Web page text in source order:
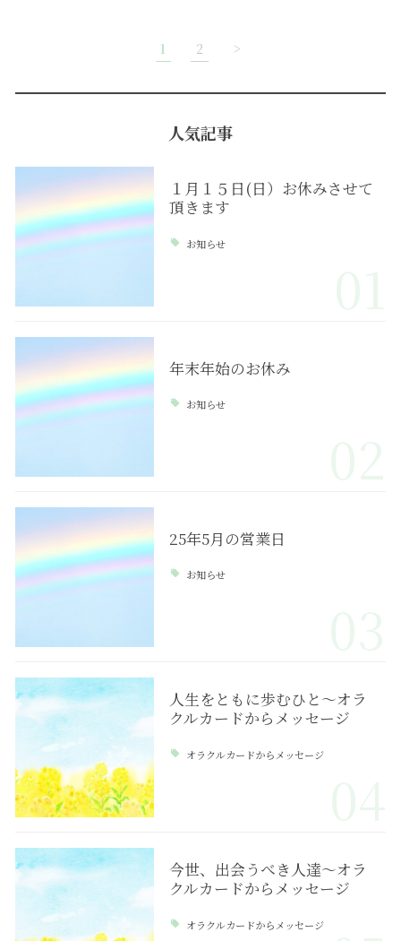
1 2 >
人気記事
１月１５日(日）お休みさせて
頂きます
お知らせ
年末年始のお休み
お知らせ
25年5月の営業日
お知らせ
人生をともに歩むひと～オラ
クルカードからメッセージ
オラクルカードからメッセージ
今世、出会うべき人達～オラ
クルカードからメッセージ
オラクルカードからメッセージ